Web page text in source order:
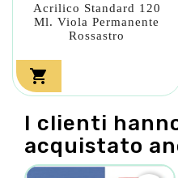
Acrilico Standard 120
Ml. Viola Permanente
Rossastro

I clienti
acquistato